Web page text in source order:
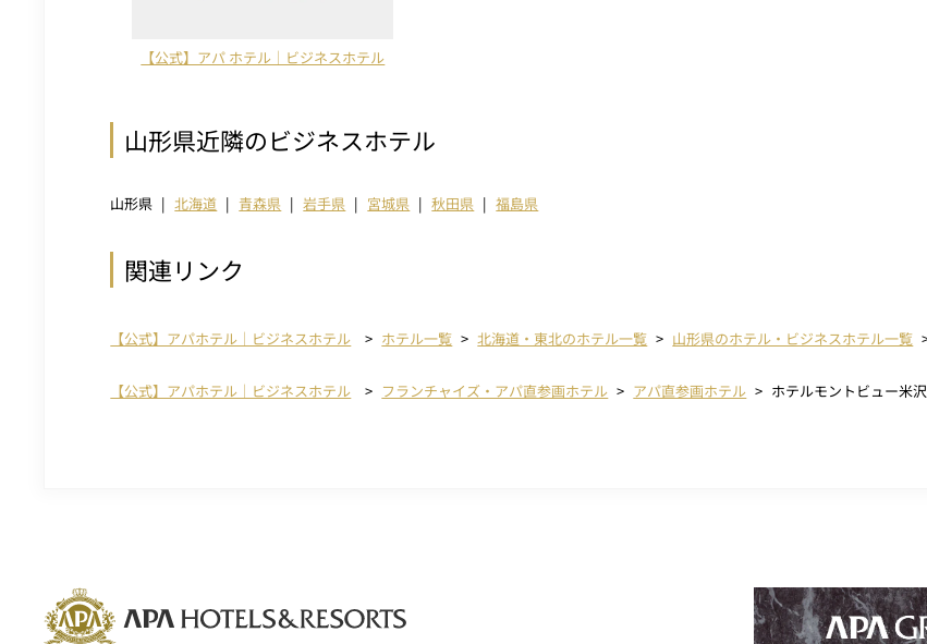
【公式】アパ ホテル｜ビジネスホテル
山形県近隣のビジネスホテル
山形県 北海道 青森県 岩手県 宮城県 秋田県 福島県
関連リンク
【公式】アパホテル｜ビジネスホテル ホテル一覧 北海道・東北のホテル一覧 山形県のホテル・ビジネスホテル一覧
【公式】アパホテル｜ビジネスホテル フランチャイズ・アパ直参画ホテル アパ直参画ホテル ホテルモントビュー米沢